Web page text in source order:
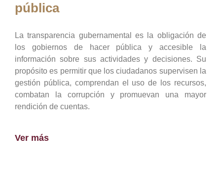
pública
La transparencia gubernamental es la obligación de
los gobiernos de hacer pública y accesible la
información sobre sus actividades y decisiones. Su
propósito es permitir que los ciudadanos supervisen la
gestión pública, comprendan el uso de los recursos,
combatan la corrupción y promuevan una mayor
rendición de cuentas.
Ver más